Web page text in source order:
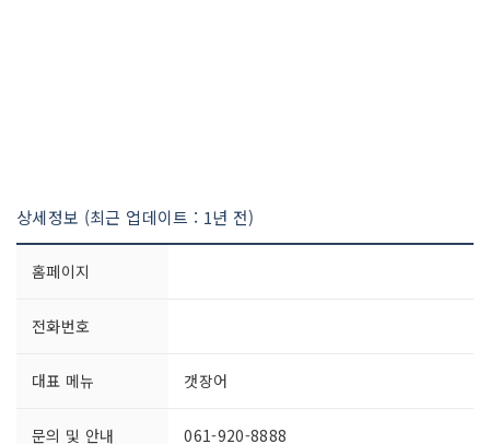
상세정보 (최근 업데이트 : 1년 전)
홈페이지
전화번호
대표 메뉴 갯장어
문의 및 안내 061-920-8888